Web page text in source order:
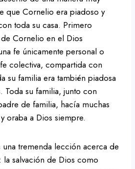
que Cornelio era piadoso y
toda su casa. Primero
Cornelio en el Dios
fe únicamente personal o
colectiva, compartida con
su familia era también piadosa
Toda su familia, junto con
de familia, hacía muchas
oraba a Dios siempre.
una tremenda lección acerca de
la salvación de Dios como